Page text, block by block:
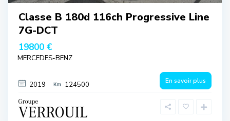
Classe B 180d 116ch Progressive Line
7G-DCT
19800 €
MERCEDES-BENZ
2019 124500 En savoir plus